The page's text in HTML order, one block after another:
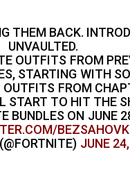
THEM BACK.
UNVAULTED.
OUTFITS FROM
STARTING WITH
FROM
START TO HIT THE
BUNDLES ON JUNE
JUNE